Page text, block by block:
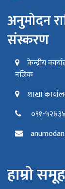
अनुमोदन
संस्करण
केन्द्रीय
नजिक
शाखा
०९१-
हाम्रो समूह